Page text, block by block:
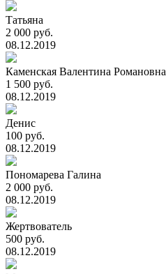
Татьяна
2 000 руб.
08.12.2019
Каменская Валентина Романовна
1 500 руб.
08.12.2019
Денис
100 руб.
08.12.2019
Пономарева Галина
2 000 руб.
08.12.2019
Жертвователь
500 руб.
08.12.2019